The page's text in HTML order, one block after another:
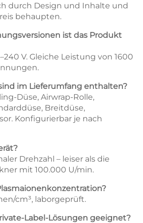
durch Design und Inhalte und
behaupten.
ist das Produkt
V. Gleiche Leistung von 1600
im Lieferumfang enthalten?
Düse, Airwrap-Rolle,
Breitdüse,
Konfigurierbar je nach
Drehzahl – leiser als die
mit 100.000 U/min.
cm³, laborgeprüft.
Label-Lösungen geeignet?